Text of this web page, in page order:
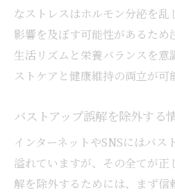
なストレスはホルモン分泌を
影響を及ぼす可能性があるため
生活リズムと栄養バランスを意
ストケアと健康維持の両立が可
バストアップ誤解を除外する
インターネットやSNSにはバス
溢れていますが、その全てが
解を除外するためには、まず信